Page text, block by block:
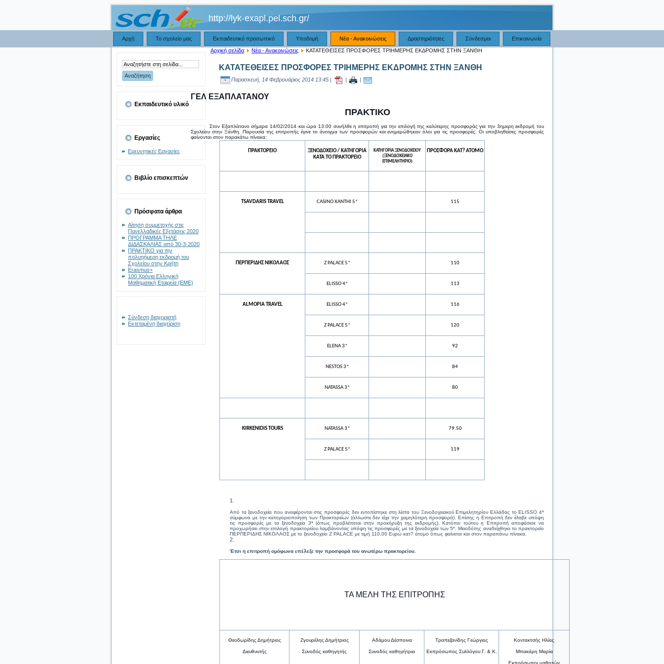
http://lyk-exapl.pel.sch.gr/
Αρχή Το σχολείο μας Εκπαιδευτικό προσωπικό Υποδομή Νέα - Ανακοινώσεις Δραστηριότητες Σύνδεσμοι Επικοινωνία
Εκπαιδευτικό υλικό
Εργασίες
Ερευνητικές Εργασίες
Βιβλίο επισκεπτών
Πρόσφατα άρθρα
Αίτηση συμμετοχής στις
Πανελλαδικές Εξετάσεις 2020
ΠΡΟΓΡΑΜΜΑ ΤΗΛΕ
ΔΙΔΑΣΚΑΛΙΑΣ από 30-3-2020
ΠΡΑΚΤΙΚΟ για την
πολυηήμερη εκδρομή του
Σχολείου στην Κρήτη
Erasmus+
100 Χρόνια Ελληνική
Μαθηματική Εταιρεία (ΕΜΕ)
Σύνδεση διαχειριστή
Εκτεταμένη διαχείριση
Αρχική σελίδα Νέα - Ανακοινώσεις ΚΑΤΑΤΕΘΕΙΣΕΣ ΠΡΟΣΦΟΡΕΣ ΤΡΙΗΜΕΡΗΣ ΕΚΔΡΟΜΗΣ ΣΤΗΝ ΞΑΝΘΗ
ΚΑΤΑΤΕΘΕΙΣΕΣ ΠΡΟΣΦΟΡΕΣ ΤΡΙΗΜΕΡΗΣ ΕΚΔΡΟΜΗΣ ΣΤΗΝ ΞΑΝΘΗ
Παρασκευή, 14 Φεβρουάριος 2014 13:45 | | |
ΓΕΛ ΕΞΑΠΛΑΤΑΝΟΥ
ΠΡΑΚΤΙΚΟ
Στον Εξαπλάτανο σήμερα 14/02/2014 και ώρα 13:00 συνήλθε η επιτροπή για την επιλογή της καλύτερης προσφοράς για την 3ημερη εκδρομή του
Σχολείου στην Ξάνθη. Παρουσία της επιτροπής έγινε το άνοιγμα των προσφορών και ενημερώθηκαν όλοι για τις προσφορές. Οι υποβληθείσες προσφορές
φαίνονται στον παρακάτω πίνακα:
ΠΡΑΚΤΟΡΕΙΟ
ΞΕΝΟΔΟΧΕΙΟ / ΚΑΤΗΓΟΡΙΑ
ΚΑΤΑ ΤΟ ΠΡΑΚΤΟΡΕΙΟ
ΚΑΤΗΓΟΡΙΑ ΞΕΝΟΔΟΧΕΙΟΥ
(ΞΕΝΟΔΟΧΕΙΑΚΟ
ΕΠΙΜΕΛΗΤΗΡΙΟ)
ΠΡΟΣΦΟΡΑ ΚΑΤ? ΑΤΟΜΟ
TSAVDARIS TRAVEL CASINO XANTHI 5* 115
ΠΕΡΠΕΡΙΔΗΣ ΝΙΚΟΛΑΟΣ Z PALACE 5* 110
ELISSO 4* 113
ALMOPIA TRAVEL ELISSO 4* 116
Z PALACE 5* 120
ELENA 3* 92
NESTOS 3* 84
NATASSA 3* 80
KIRKENIDIS TOURS NATASSA 3* 79.50
Z PALACE 5* 119
Από τα ξενοδοχεία που αναφέρονται στις προσφορές δεν εντοπίστηκε στη λίστα του Ξενοδοχειακού Επιμελητηρίου Ελλάδας τοELISSO 4*
σύμφωνα με την κατηγοριοποίηση των Πρακτορείων (άλλωστε δεν είχε την χαμηλότερη προσφορά). Επίσης η Επιτροπή δεν έλαβε υπόψη
τις προσφορές με τα ξενοδοχεία 3* (όπως προβλέπεται στην προκήρυξη της εκδρομής). Κατόπιν τούτου η Επιτροπή αποφάσισε να
προχωρήσει στην επιλογή πρακτορείου λαμβάνοντας υπόψη τις προσφορές με τα ξενοδοχεία των 5*. Μειοδότης αναδείχθηκε το πρακτορείο
ΠΕΡΠΕΡΙΔΗΣ ΝΙΚΟΛΑΟΣ με το ξενοδοχείο Ζ PALACE με τιμή 110,00 Ευρώ κατ? άτομο όπως φαίνεται και στον παραπάνω πίνακα.
Έτσι η επιτροπή ομόφωνα επέλεξε την προσφορά του ανωτέρω πρακτορείου.
ΤΑ ΜΕΛΗ ΤΗΣ ΕΠΙΤΡΟΠΗΣ
Θεοδωρίδης Δημήτριος
Διευθυντής
Ζγουρέλης Δημήτριος
Συνοδός καθηγητής
Αδάμου Δέσποινα
Συνοδός καθηγήτρια
Τραπεζανίδης Γεώργιος
Εκπρόσωπος Συλλόγου Γ. & Κ.
Κοντακτσής Ηλίας
Μπακάρη Μαρία
Εκπρόσωποι μαθητών